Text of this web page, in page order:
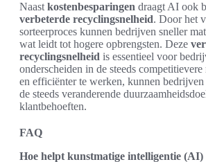
Naast kostenbesparingen draagt AI ook
verbeterde recyclingsnelheid. Door het
sorteerproces kunnen bedrijven sneller
wat leidt tot hogere opbrengsten. Deze
recyclingsnelheid is essentieel voor
onderscheiden in de steeds
en efficiënter te werken, kunnen bedrijven
de steeds veranderende
klantbehoeften.
FAQ
Hoe helpt kunstmatige intelligentie